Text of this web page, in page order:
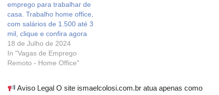
emprego para trabalhar de
casa. Trabalho home office,
com salários de 1.500 até 3
mil, clique e confira agora
18 de Julho de 2024
In "Vagas de Emprego
Remoto - Home Office"
Aviso Legal O site ismaelcolosi.com.br atua apenas como